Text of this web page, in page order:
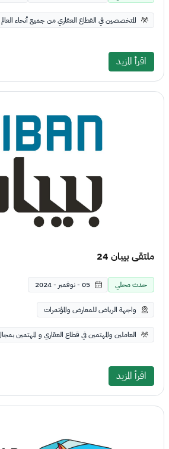
المتخصصين في القطاع العقاري من جميع أنحاء العالم
اقرأ المزيد
ملتقى بيبان 24
حدث محلي 05 - نوفمبر - 2024
واجهة الرياض للمعارض والمؤتمرات
العاملين والمهتمين في قطاع العقاري و المهتمين
اقرأ المزيد